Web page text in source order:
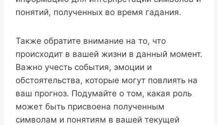
понятий, полученных во время гадания.
Также обратите внимание на то, что
происходит в вашей жизни в данный момент.
Важно учесть события, эмоции и
обстоятельства, которые могут повлиять на
ваш прогноз. Подумайте о том, какая роль
может быть присвоена полученным
символам и понятиям в вашей текущей